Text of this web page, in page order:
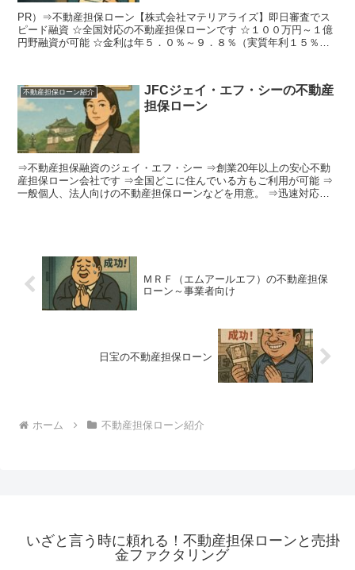
PR）⇒不動産担保ローン【株式会社マテリアライズ】即日審査でス
ピード融資 ☆全国対応の不動産担保ローンです ☆１００万円～１億
円野融資が可能 ☆金利は年５．０％～９．８％（実質年利１５％以
不動産担保ローン紹介
JFCジェイ・エフ・シーの不動産
担保ローン
⇒不動産担保融資のジェイ・エフ・シー ⇒創業20年以上の安心不動
産担保ローン会社です ⇒全国どこに住んでいる方もご利用が可能 ⇒
一般個人、法人向けの不動産担保ローンなどを用意。 ⇒迅速対応！
ＭＲＦ（エムアールエフ）の不動産担保
ローン～事業者向け
日宝の不動産担保ローン
ホーム 不動産担保ローン紹介
いざと言う時に頼れる！不動産担保ローンと売掛
金ファクタリング